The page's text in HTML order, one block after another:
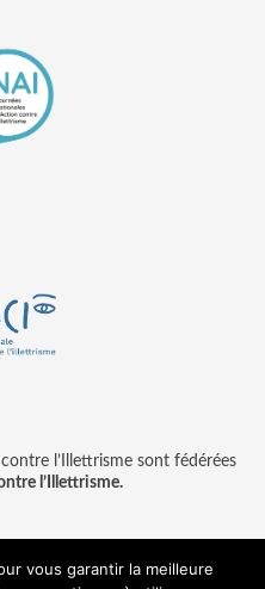
l’Illettrisme sont fédérées
l’Illettrisme.
vous garantir la meilleure